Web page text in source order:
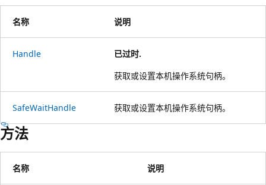
名称 说明
Handle
已过时.
获取或设置本机操作系统句柄。
SafeWaitHandle 获取或设置本机操作系统句柄。
方法
名称 说明